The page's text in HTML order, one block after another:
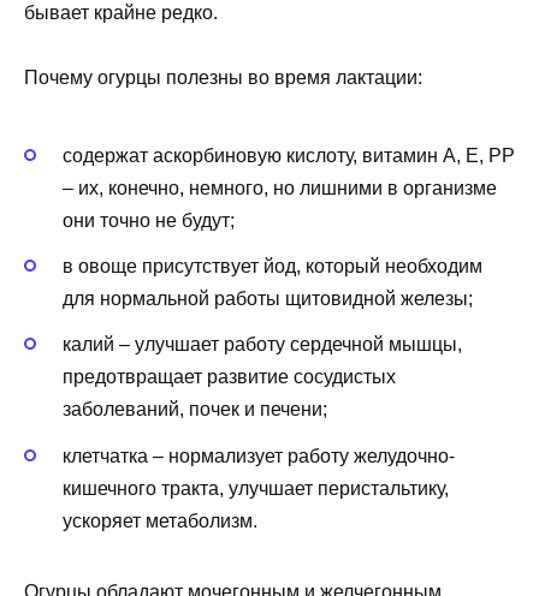
бывает крайне редко.
Почему огурцы полезны во время лактации:
содержат аскорбиновую кислоту, витамин A, E, PP
– их, конечно, немного, но лишними в организме
они точно не будут;
в овоще присутствует йод, который необходим
для нормальной работы щитовидной железы;
калий – улучшает работу сердечной мышцы,
предотвращает развитие сосудистых
заболеваний, почек и печени;
клетчатка – нормализует работу желудочно-
кишечного тракта, улучшает перистальтику,
ускоряет метаболизм.
Огурцы обладают мочегонным и желчегонным